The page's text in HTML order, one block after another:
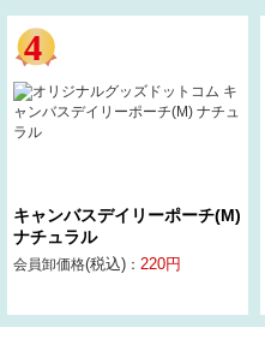
キャンバスデイリーポーチ(M)
ナチュラル
会員卸価格(税込) ：220円